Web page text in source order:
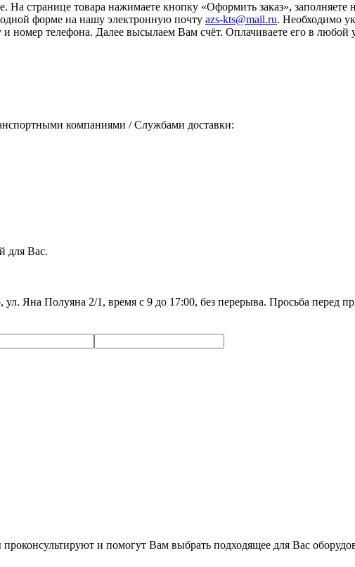
На странице товара нажимаете кнопку «Оформить заказ»,
форме на нашу электронную почту azs-kts@mail.ru. Необходимо
и номер телефона. Далее высылаем Вам счёт. Оплачиваете его в
компаниями / Службами доставки:
для Вас.
Яна Полуяна 2/1, время с 9 до 17:00, без перерыва. Просьба перед
и помогут Вам выбрать подходящее для Вас